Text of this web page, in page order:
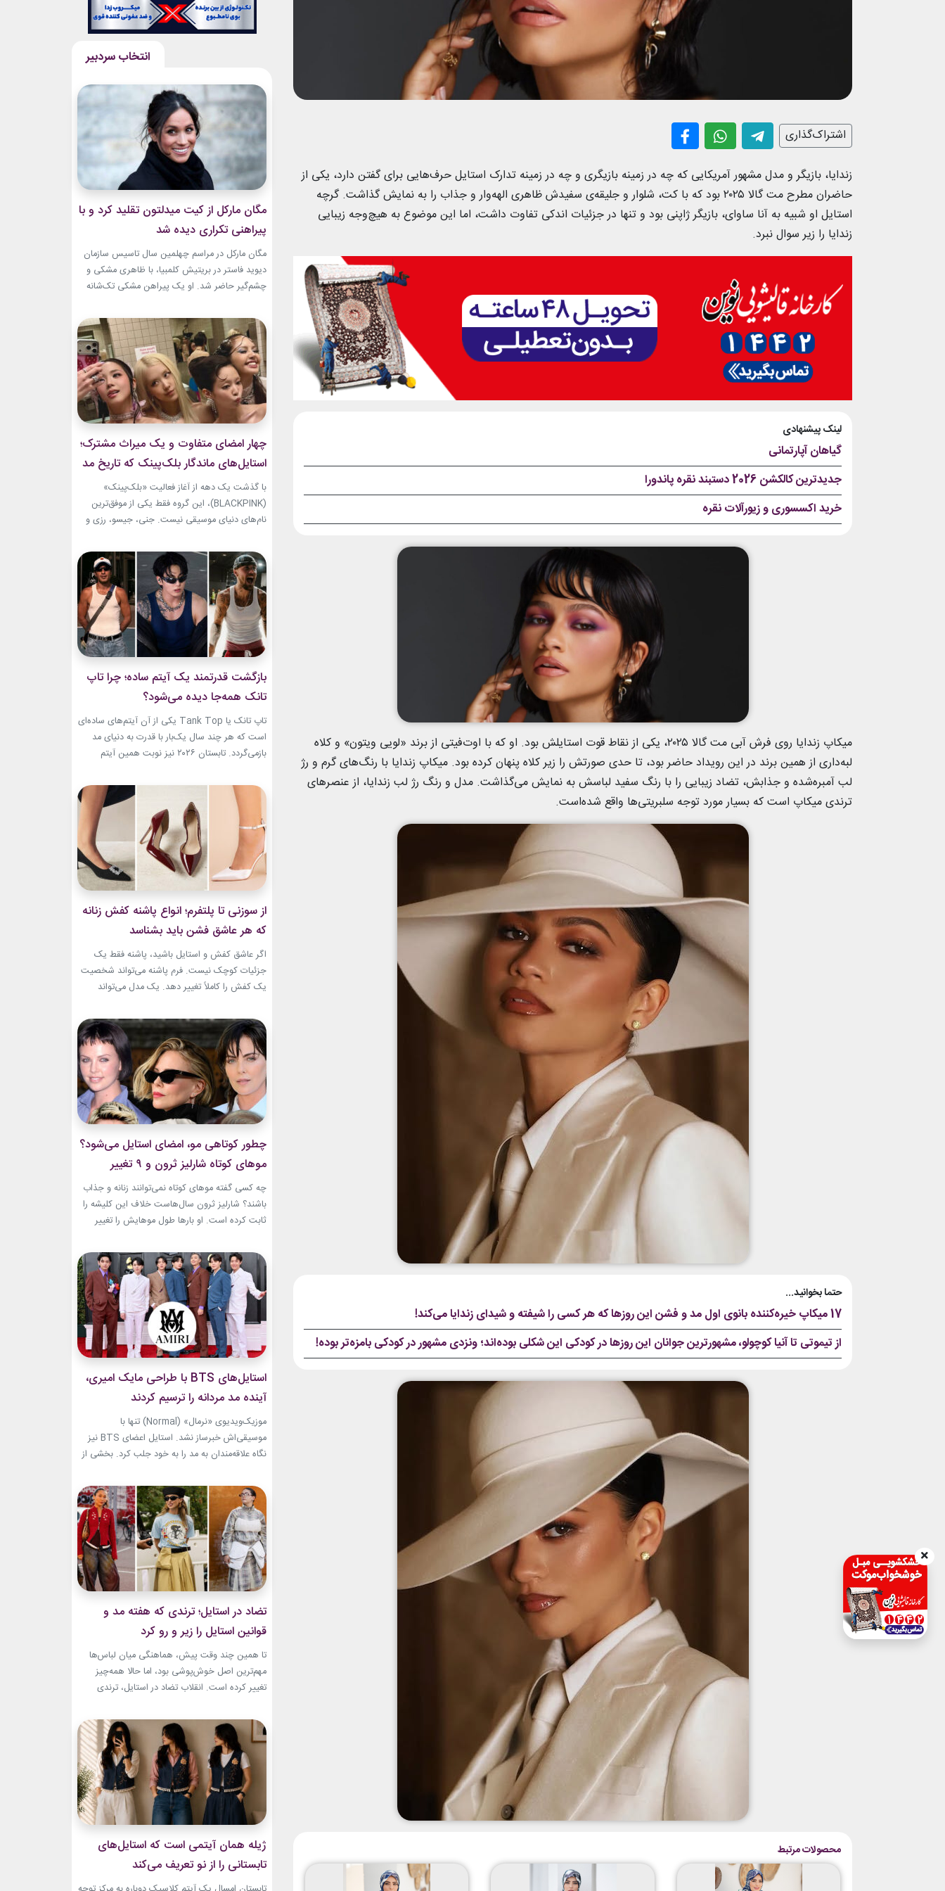
اشتراک‌گذاری
زندایا، بازیگر و مدل مشهور آمریکایی که چه در زمینه بازیگری و چه در زمینه تدارک استایل حرف‌هایی برای گفتن دارد، یکی از
حاضران مطرح مت گالا ۲۰۲۵ بود که با کت، شلوار و جلیقه‌ی سفیدش ظاهری الهه‌وار و جذاب را به نمایش گذاشت. گرچه
استایل او شبیه به آنا ساوای، بازیگر ژاپنی بود و تنها در جزئیات اندکی تفاوت داشت، اما این موضوع به هیچ‌وجه زیبایی
زندایا را زیر سوال نبرد.
لینک پیشنهادی
گیاهان آپارتمانی
جدیدترین کالکشن 2026 دستبند نقره پاندورا
خرید اکسسوری و زیورآلات نقره
میکاپ زندایا روی فرش آبی مت گالا ۲۰۲۵، یکی از نقاط قوت استایلش بود. او که با اوت‌فیتی از برند «لویی ویتون» و کلاه
لبه‌داری از همین برند در این رویداد حاضر بود، تا حدی صورتش را زیر کلاه پنهان کرده بود. میکاپ زندایا با رنگ‌های گرم و رژ
لب آمبره‌شده و جذابش، تضاد زیبایی را با رنگ سفید لباسش به نمایش می‌گذاشت. مدل و رنگ رژ لب زندایا، از عنصرهای
ترندی میکاپ است که بسیار مورد توجه سلبریتی‌ها واقع شده‌است.
حتما بخوانید...
17 میکاپ خیره‌کننده بانوی اول مد و فشن این روزها که هر کسی را شیفته و شیدای زندایا می‌کند!
از تیموتی تا آنیا کوچولو، مشهورترین جوانان این روزها در کودکی این شکلی بوده‌اند؛ ونزدی مشهور در کودکی بامزه‌تر بوده!
محصولات مرتبط
مگان مارکل از کیت میدلتون تقلید کرد و با
پیراهنی تکراری دیده شد
مگان مارکل در مراسم چهلمین سال تاسیس سازمان
دیوید فاستر در بریتیش کلمبیا، با ظاهری مشکی و
چشم‌گیر حاضر شد. او یک پیراهن مشکی تک‌شانه
توجه‌ها را به خط شانه‌ها برده بود. مگان ظاهر خود را
با اکسسوری‌های طلایی کامل کرد. ترکیب مشکی و
طلایی، نتیجه‌ای لوکس...
چهار امضای متفاوت و یک میراث مشترک؛
استایل‌های ماندگار بلک‌پینک که تاریخ مد
کی‌پاپ را ساختند
با گذشت یک دهه از آغاز فعالیت «بلک‌پینک»
(BLACKPINK)، این گروه فقط یکی از موفق‌ترین
نام‌های دنیای موسیقی نیست. جنی، جیسو، رزی و
دنیای مد نیز تبدیل شده‌اند. آن‌ها بارها مرز میان
موسیقی و فشن را از بین برده‌اند. لباس‌هایشان در
کنسرت‌ها، موزیک‌ویدئوها و مراسم‌های مهم
جهانی،...
بازگشت قدرتمند یک آیتم ساده؛ چرا تاپ
تانک همه‌جا دیده می‌شود؟
تاپ تانک یا Tank Top یکی از آن آیتم‌های ساده‌ای
است که هر چند سال یک‌بار با قدرت به دنیای مد
بازمی‌گردد. تابستان ۲۰۲۶ نیز نوبت همین آیتم
راحتی نیستند. آن‌ها به بخشی از استایل شهری،
کافه‌ای و حتی استایل‌های لوکس تبدیل شده‌اند.
جدیدترین استایل نوید محمدزاده...
از سوزنی تا پلتفرم؛ انواع پاشنه کفش زنانه
که هر عاشق فشن باید بشناسد
اگر عاشق کفش و استایل باشید، پاشنه فقط یک
جزئیات کوچک نیست. فرم پاشنه می‌تواند شخصیت
یک کفش را کاملاً تغییر دهد. یک مدل می‌تواند
مدرن یا حتی کاملاً ساختارشکن به نظر برسد.
شناخت انواع پاشنه کفش زنانه انتخاب را
هوشمندانه‌تر می‌کند. هر پاشنه روی فرم کفش،...
چطور کوتاهی مو، امضای استایل می‌شود؟
موهای کوتاه شارلیز ثرون و ۹ تغییر
جسورانه
چه کسی گفته موهای کوتاه نمی‌توانند زنانه و جذاب
باشند؟ شارلیز ثرون سال‌هاست خلاف این کلیشه را
ثابت کرده است. او بارها طول موهایش را تغییر
است. از مدل‌های بسیار کوتاه تا فرم‌های ساختاریافته،
هر تغییر برای او به یک اتفاق فشن تبدیل شده
است.لینک پیشنهادیخرید...
استایل‌های BTS با طراحی مایک امیری،
آینده مد مردانه را ترسیم کردند
موزیک‌ویدیوی «نرمال» (Normal) تنها با
موسیقی‌اش خبرساز نشد. استایل اعضای BTS نیز
نگاه علاقه‌مندان به مد را به خود جلب کرد. بخشی از
به طراح آمریکاییِ ایرانی‌تبار، مایک امیری، انتخاب
شده بود. جسارت در استایل‌های امیری BTS همان
ویژگی مشترکی است که در تمام این اوت‌فیت‌ها
دیده...
تضاد در استایل؛ ترندی که هفته مد و
قوانین استایل را زیر و رو کرد
تا همین چند وقت پیش، هماهنگی میان لباس‌ها
مهم‌ترین اصل خوش‌پوشی بود، اما حالا همه‌چیز
تغییر کرده است. انقلاب تضاد در استایل، ترندی
و بسیاری از رسانه‌های معتبر مد از آن به‌عنوان یکی از
مهم‌ترین نوآوری‌های دنیای فشن یاد می‌کنند. این
رویکرد، قرار نیست فقط یک...
ژیله همان آیتمی است که استایل‌های
تابستانی را از نو تعریف می‌کند